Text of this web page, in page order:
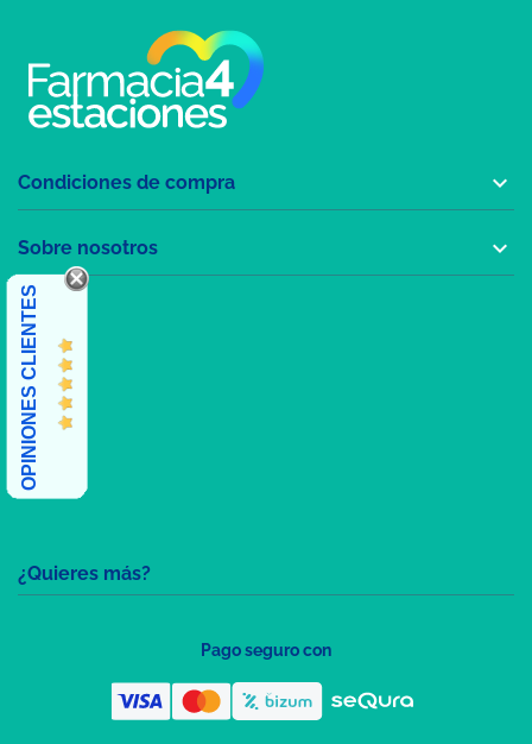
¿Quieres más?
Condiciones de compra 
Sobre nosotros 
OPINIONES CLIENTES
Pago seguro con